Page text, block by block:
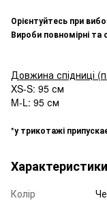
Орієнтуйтесь при
Вироби повномірні та
Довжина спідниці
XS-S: 95 см
M-L: 95 см
*у трикотажі
Характеристики
Колір